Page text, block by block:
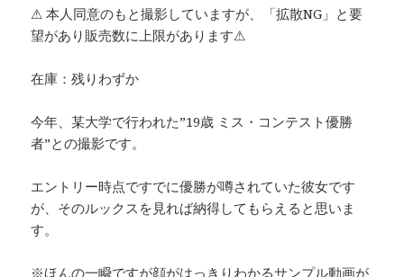
⚠ 本人同意のもと撮影していますが、「拡散NG」と要
望があり販売数に上限があります⚠
在庫：残りわずか
今年、某大学で行われた”19歳 ミス・コンテスト優勝
者”との撮影です。
エントリー時点ですでに優勝が噂されていた彼女です
が、そのルックスを見れば納得してもらえると思いま
す。
※ほんの一瞬ですが顔がはっきりわかるサンプル動画が